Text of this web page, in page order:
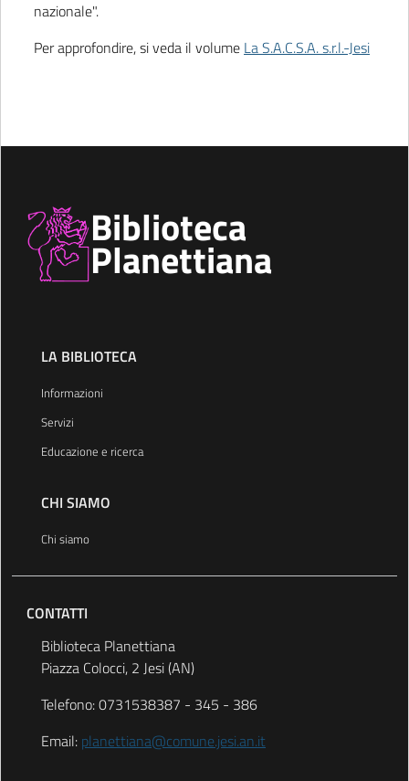
nazionale".
Per approfondire, si veda il volume La S.A.C.S.A. s.r.l.-Jesi
Biblioteca
Planettiana
LA BIBLIOTECA
Informazioni
Servizi
Educazione e ricerca
CHI SIAMO
Chi siamo
CONTATTI
Biblioteca Planettiana
Piazza Colocci, 2 Jesi (AN)
Telefono: 0731538387 - 345 - 386
Email: planettiana@comune.jesi.an.it